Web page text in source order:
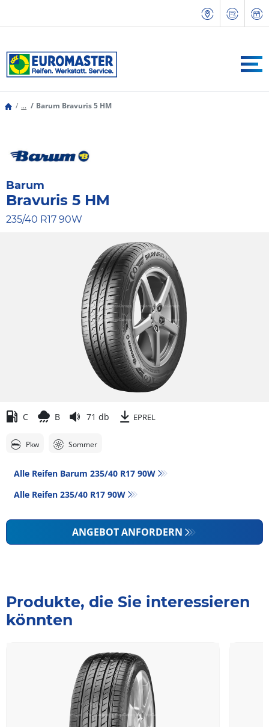
... Barum Bravuris 5 HM
Barum
Bravuris 5 HM
235/40 R17 90W
C B 71 db EPREL
Pkw Sommer
Alle Reifen Barum 235/40 R17 90W
Alle Reifen‎ 235/40 R17 90W
ANGEBOT ANFORDERN
Produkte, die Sie interessieren
könnten